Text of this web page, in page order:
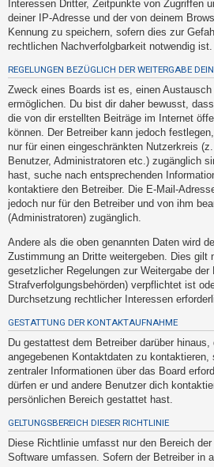
k
t
i
v
e
T
h
e
m
e
n
S
u
c
e
F
A
Q
Interessen Dritter, Zeitpunkte von Zugriffen
deiner IP-Adresse und der von deinem
Kennung zu speichern, sofern dies zur
rechtlichen Nachverfolgbarkeit notwendig ist.
REGELUNGEN BEZÜGLICH DER WEITERGABE
Zweck eines Boards ist es, einen
ermöglichen. Du bist dir daher bewusst,
die von dir erstellten Beiträge im Internet
können. Der Betreiber kann jedoch
nur für einen eingeschränkten Nutzerkreis
Benutzer, Administratoren etc.) zugänglich
hast, suche nach entsprechenden
kontaktiere den Betreiber. Die E-Mail-
jedoch nur für den Betreiber und von ihm
(Administratoren) zugänglich.
Andere als die oben genannten Daten wird
Zustimmung an Dritte weitergeben. Dies gilt
gesetzlicher Regelungen zur Weitergabe
Strafverfolgungsbehörden) verpflichtet ist
Durchsetzung rechtlicher Interessen
GESTATTUNG DER KONTAKTAUFNAHME
Du gestattest dem Betreiber darüber
angegebenen Kontaktdaten zu
zentraler Informationen über das Board
dürfen er und andere Benutzer dich
persönlichen Bereich gestattet hast.
GELTUNGSBEREICH DIESER RICHTLINIE
Diese Richtlinie umfasst nur den Bereich
Software umfassen. Sofern der Betreiber in